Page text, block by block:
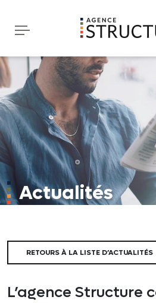
Actualités
RETOURS À LA LISTE D’ACTUALITÉS
L’agence Structure